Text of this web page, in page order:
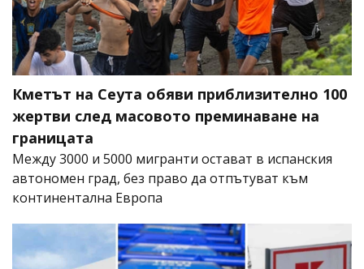
Кметът на Сеута обяви приблизително 100
жертви след масовото преминаване на
границата
Между 3000 и 5000 мигранти остават в испанския
автономен град, без право да отпътуват към
континентална Европа